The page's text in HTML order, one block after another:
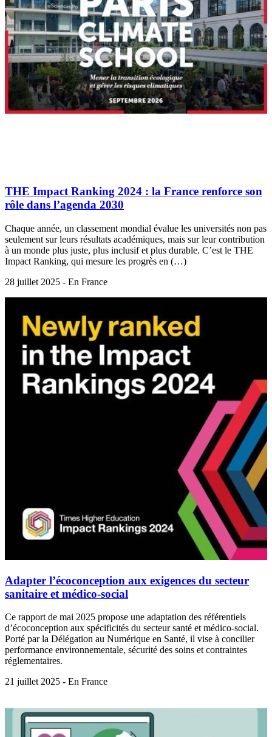
THE Impact Ranking 2024 : la France renforce son
rôle dans l’agenda 2030
Chaque année, un classement mondial évalue les universités non pas
seulement sur leurs résultats académiques, mais sur leur contribution
à un monde plus juste, plus inclusif et plus durable. C’est le THE
Impact Ranking, qui mesure les progrès en (…)
28 juillet 2025 - En France
Adapter l’écoconception aux exigences du secteur
sanitaire et médico-social
Ce rapport de mai 2025 propose une adaptation des référentiels
d’écoconception aux spécificités du secteur santé et médico-social.
Porté par la Délégation au Numérique en Santé, il vise à concilier
performance environnementale, sécurité des soins et contraintes
réglementaires.
21 juillet 2025 - En France